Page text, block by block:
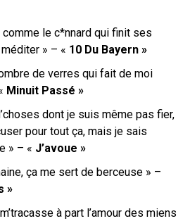
le c*nnard qui finit ses
» – « 10 Du Bayern »
de verres qui fait de moi
Minuit Passé »
dont je suis même pas fier,
pour tout ça, mais je sais
» – « J’avoue »
ça me sert de berceuse » –
»
à part l’amour des miens